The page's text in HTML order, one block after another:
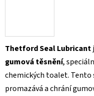
Thetford Seal Lubricant
gumová těsnění,
chemických toalet.
promazává a chrání